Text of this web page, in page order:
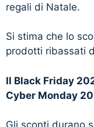
regali di Natale.
Si stima che lo
prodotti ribassati
Il Black Friday
Cyber Monday